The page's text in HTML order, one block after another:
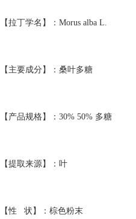
【拉丁学名】：Morus alba L.
【主要成分】：桑叶多糖
【产品规格】：30% 50% 多糖
【提取来源】：叶
【性 状】：棕色粉末